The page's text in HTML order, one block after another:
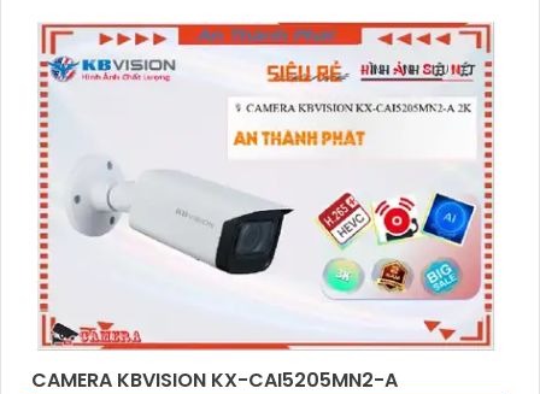
CAMERA KBVISION KX-CAI5205MN2-A